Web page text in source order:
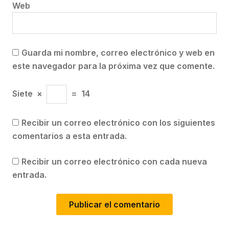
Web
Guarda mi nombre, correo electrónico y web en
este navegador para la próxima vez que comente.
Siete × = 14
Recibir un correo electrónico con los siguientes
comentarios a esta entrada.
Recibir un correo electrónico con cada nueva
entrada.